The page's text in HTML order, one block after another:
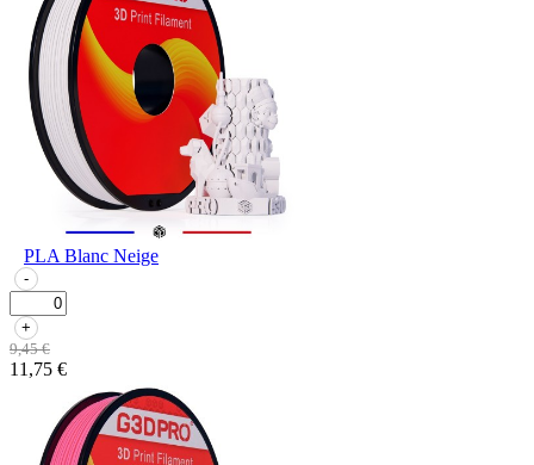
PLA Blanc Neige
-
+
9,45 €
11,75 €